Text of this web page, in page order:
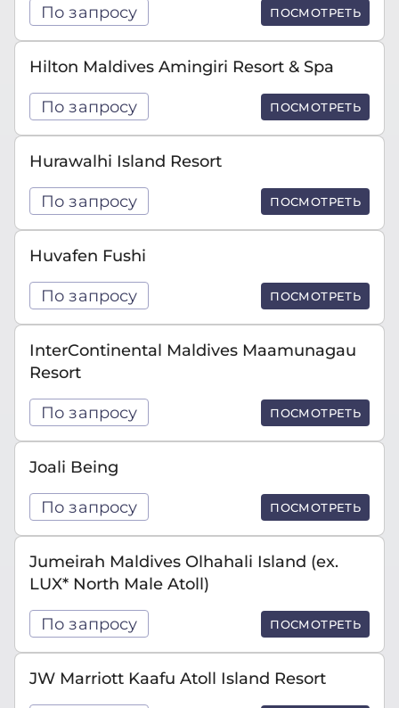
По запросу ПОСМОТРЕТЬ
Hilton Maldives Amingiri Resort & Spa
По запросу ПОСМОТРЕТЬ
Hurawalhi Island Resort
По запросу ПОСМОТРЕТЬ
Huvafen Fushi
По запросу ПОСМОТРЕТЬ
InterContinental Maldives Maamunagau
Resort
По запросу ПОСМОТРЕТЬ
Joali Being
По запросу ПОСМОТРЕТЬ
Jumeirah Maldives Olhahali Island (ex.
LUX* North Male Atoll)
По запросу ПОСМОТРЕТЬ
JW Marriott Kaafu Atoll Island Resort